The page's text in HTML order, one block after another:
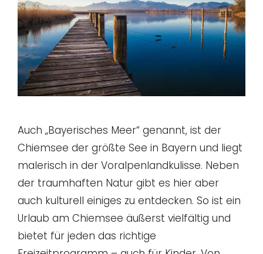
Auch „Bayerisches Meer“ genannt, ist der
Chiemsee der größte See in Bayern und liegt
malerisch in der Voralpenlandkulisse. Neben
der traumhaften Natur gibt es hier aber
auch kulturell einiges zu entdecken. So ist ein
Urlaub am Chiemsee äußerst vielfältig und
bietet für jeden das richtige